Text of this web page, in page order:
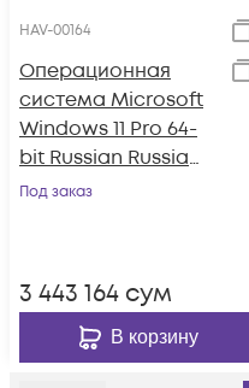
HAV-00164
Операционная
система Microsoft
Windows 11 Pro 64-
bit Russian Russia
Only USB
Под заказ
3 443 164 сум
В корзину